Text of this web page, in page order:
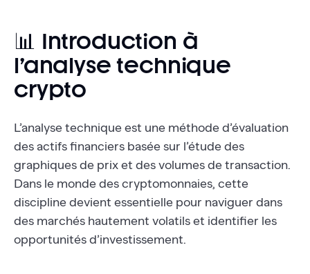
📊 Introduction à
l’analyse technique
crypto
L’analyse technique est une méthode d’évaluation
des actifs financiers basée sur l’étude des
graphiques de prix et des volumes de transaction.
Dans le monde des cryptomonnaies, cette
discipline devient essentielle pour naviguer dans
des marchés hautement volatils et identifier les
opportunités d’investissement.